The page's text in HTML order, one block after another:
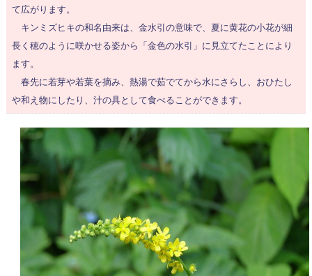
て広がります。
キンミズヒキの和名由来は、金水引の意味で、夏に黄花の小花が細
長く穂のように咲かせる姿から「金色の水引」に見立てたことにより
ます。
春先に若芽や若葉を摘み、熱湯で茹でてから水にさらし、おひたし
や和え物にしたり、汁の具として食べることができます。